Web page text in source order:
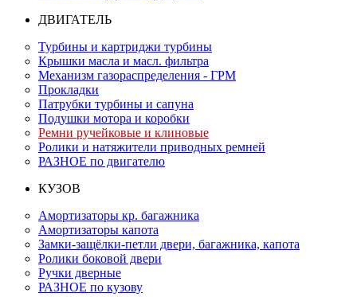
ДВИГАТЕЛЬ
Турбины и картриджи турбины
Крышки масла и масл. фильтра
Механизм газораспределения - ГРМ
Прокладки
Патрубки турбины и сапуна
Подушки мотора и коробки
Ремни ручейковые и клиновые
Ролики и натяжители приводных ремней
РАЗНОЕ по двигателю
КУЗОВ
Амортизаторы кр. багажника
Амортизаторы капота
Замки-защёлки-петли двери, багажника, капота
Ролики боковой двери
Ручки дверные
РАЗНОЕ по кузову